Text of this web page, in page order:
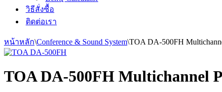
วิธีสั่งซื้อ
ติดต่อเรา
หน้าหลัก\Conference & Sound System\TOA DA-500FH
TOA DA-500FH Multichannel